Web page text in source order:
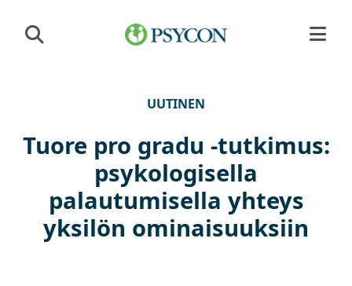
UUTINEN
Tuore pro gradu -tutkimus:
psykologisella
palautumisella yhteys
yksilön ominaisuuksiin